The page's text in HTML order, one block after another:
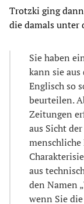
Trotzki ging
die damals unter
Sie haben
kann sie
Englisch so
beurteilen.
Zeitungen
aus Sicht
menschliche
aus
den Namen
wenn Sie